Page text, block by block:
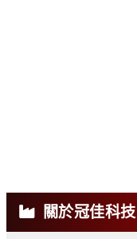
關於冠佳科技